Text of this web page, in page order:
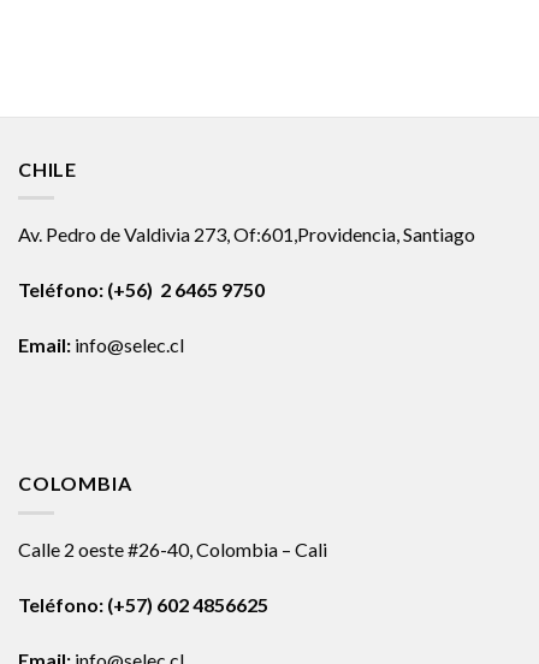
CHILE
Av. Pedro de Valdivia 273, Of:601,Providencia, Santiago
Teléfono: (+56) 2 6465 9750
Email: info@selec.cl
COLOMBIA
Calle 2 oeste #26-40, Colombia – Cali
Teléfono: (+57) 602 4856625
Email: info@selec.cl